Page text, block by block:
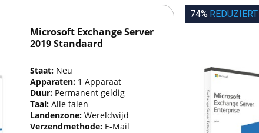
Microsoft Exchange Server
2019 Standaard
Staat: Neu
Apparaten: 1 Apparaat
Duur: Permanent geldig
Taal:Alle talen
Landenzone:Wereldwijd
Verzendmethode: E-Mail
74% REDUZIERT